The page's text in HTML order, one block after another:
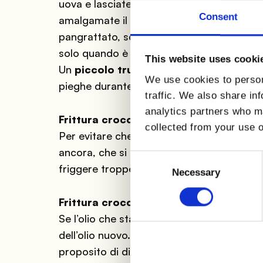
Consent
This website uses
We use cookies to
traffic. We also share
analytics partners who
collected from your use
Selection
Necessary
uova e lasciatela riposare per dieci
amalgamate il pangrattato con il
pangrattato, schiacciando bene
solo quando è bollente mettete la carne
Un piccolo trucco
pieghe durante la cottura e per aiutare
Frittura croccante: la quantità
Per evitare che le fette di carne si
ancora, che si abbassi la temperatura
friggere troppe cotolette alla volta (in
Frittura croccante: non rifriggete
Se l’olio che state usando per friggere
dell’olio nuovo. Mai rifriggere l’olio, per
proposito di disastri culinari non